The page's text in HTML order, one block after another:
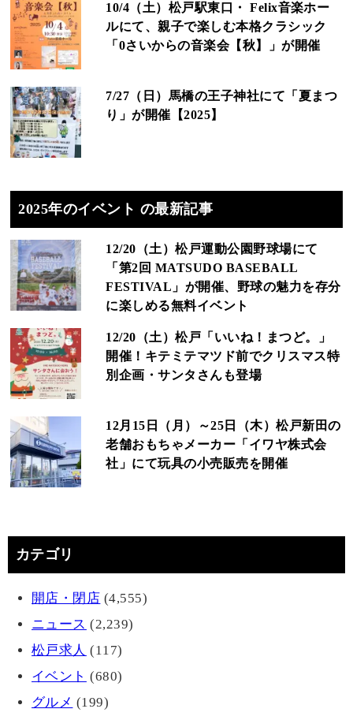
10/4（土）松戸駅東口・ Felix音楽ホー
ルにて、親子で楽しむ本格クラシック
「0さいからの音楽会【秋】」が開催
7/27（日）馬橋の王子神社にて「夏まつ
り」が開催【2025】
2025年のイベント の最新記事
12/20（土）松戸運動公園野球場にて
「第2回 MATSUDO BASEBALL
FESTIVAL」が開催、野球の魅力を存分
に楽しめる無料イベント
12/20（土）松戸「いいね！まつど。」
開催！キテミテマツド前でクリスマス特
別企画・サンタさんも登場
12月15日（月）～25日（木）松戸新田の
老舗おもちゃメーカー「イワヤ株式会
社」にて玩具の小売販売を開催
カテゴリ
開店・閉店 (4,555)
ニュース (2,239)
松戸求人 (117)
イベント (680)
グルメ (199)